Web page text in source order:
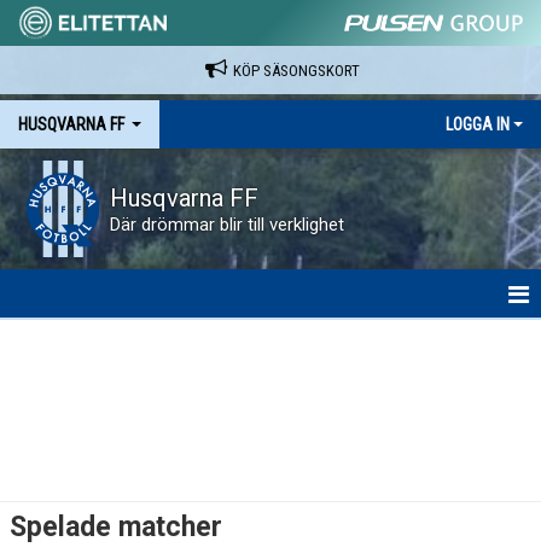
KÖP SÄSONGSKORT
HUSQVARNA FF LOGGA IN
Husqvarna FF
Där drömmar blir till verklighet
Spelade matcher